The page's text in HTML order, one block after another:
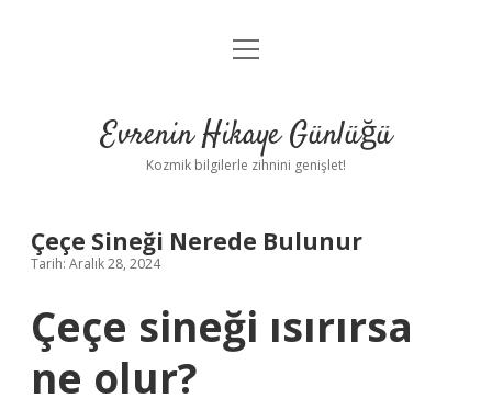
Anasayfa
Yasal Uyarı
menüyü
Evrenin Hikaye Günlüğü
Kozmik bilgilerle zihnini genişlet!
Çeçe Sineği Nerede Bulunur
Tarih: Aralık 28, 2024
Çeçe sineği ısırırsa
ne olur?